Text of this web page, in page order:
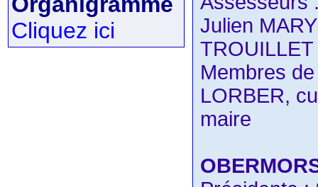
Cliquez ici
Julien
TROUILLET
Membres
LORBER,
maire